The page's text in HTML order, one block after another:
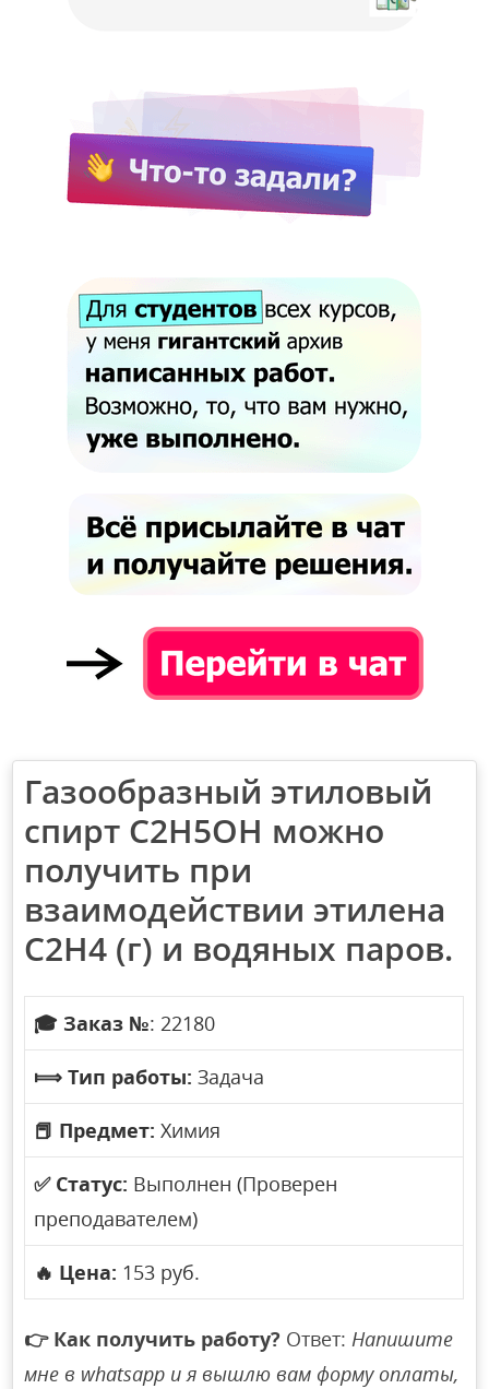
Газообразный этиловый
спирт С2H5OH можно
получить при
взаимодействии этилена
С2H4 (г) и водяных паров.
🎓 Заказ №: 22180
⟾ Тип работы: Задача
📕 Предмет: Химия
✅ Статус: Выполнен (Проверен
преподавателем)
🔥 Цена: 153 руб.
👉 Как получить работу? Ответ:Напишите
мне в whatsapp и я вышлю вам форму оплаты,